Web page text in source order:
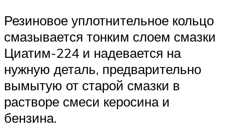
Резиновое уплотнительное кольцо
смазывается тонким слоем смазки
Циатим-224 и надевается на
нужную деталь, предварительно
вымытую от старой смазки в
растворе смеси керосина и
бензина.